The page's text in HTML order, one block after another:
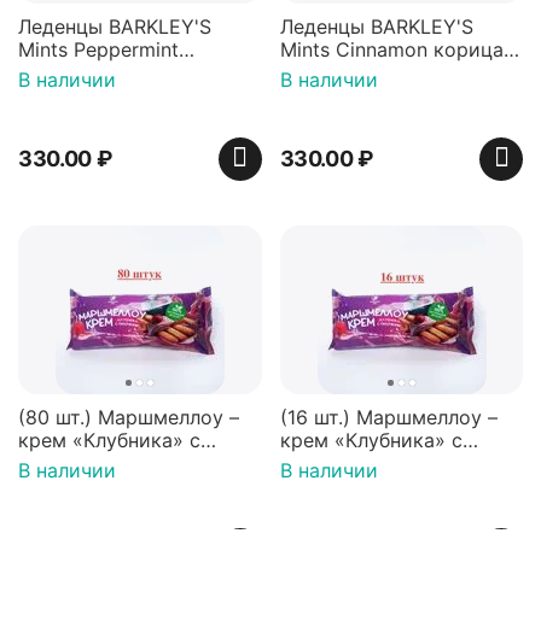
Леденцы BARKLEY'S
Mints Peppermint
перечная мята 50г,
Нидерланды
В наличии
330.00₽
Леденцы BARKLEY'S
Mints Cinnamon корица
50г, Нидерланды
В наличии
330.00₽
(80 шт.) Маршмеллоу –
крем «Клубника» с
палочками (ТМ
«Зефирный Лео»)
В наличии
(16 шт.) Маршмеллоу –
крем «Клубника» с
палочками (ТМ
«Зефирный Лео»)
В наличии